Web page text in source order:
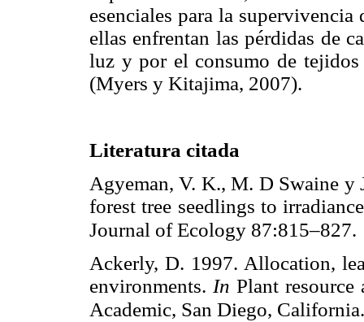
esenciales para la
ellas enfrentan las pérdidas de
luz y por el consumo de
(Myers y Kitajima, 2007).
Literatura citada
Agyeman, V. K., M. D Swaine y
forest tree seedlings to
Journal of Ecology 87:815–827.
Ackerly, D. 1997. Allocation,
environments.In Plant resource
Academic, San Diego,